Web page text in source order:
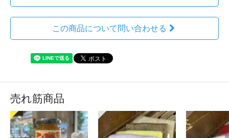
この商品について問い合わせる
売れ筋商品